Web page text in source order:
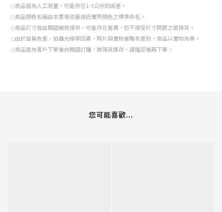
○商品皆為人工測量，可能存在1-3公分的誤差。
○商品顏色名稱由本賣場依最接近實際顏色之標準命名。
○商品尺寸皆由韓國廠商提供，可能存在差異，恕不接受尺寸問題之退換貨。
○由於螢幕色差、拍攝光線等因素，照片與實物會略有差別，商品以實物為準。
○商品皆為客戶下單後向韓國訂購，無現貨庫存，請確認後再下單。
您可能喜歡...